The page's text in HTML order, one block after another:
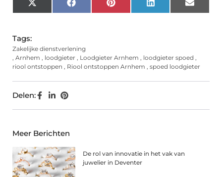
X
(Twitter)
FacebookPinterest LinkedIn Email
Tags:
Zakelijke dienstverlening
, Arnhem , loodgieter , Loodgieter Arnhem , loodgieter spoed ,
riool ontstoppen , Riool ontstoppen Arnhem , spoed loodgieter
Delen:
Meer Berichten
De rol van innovatie in het vak van
juwelier in Deventer